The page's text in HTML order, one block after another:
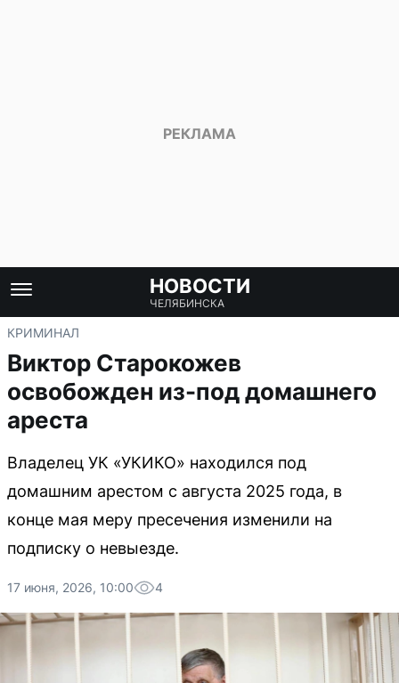
НОВОСТИ
ЧЕЛЯБИНСКА
КРИМИНАЛ
Виктор Старокожев
освобожден из-под домашнего
ареста
Владелец УК «УКИКО» находился под
домашним арестом с августа 2025 года, в
конце мая меру пресечения изменили на
подписку о невыезде.
17 июня, 2026, 10:00 4